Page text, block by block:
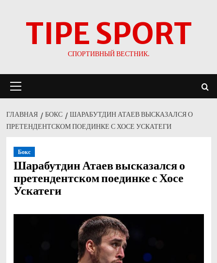
TIPE SPORT
СПОРТИВНЫЙ ВЕСТНИК.
меню
ГЛАВНАЯ БОКС
ШАРАБУТДИН АТАЕВ ВЫСКАЗАЛСЯ О
ПРЕТЕНДЕНТСКОМ ПОЕДИНКЕ С ХОСЕ УСКАТЕГИ
Бокс
Шарабутдин Атаев высказался о
претендентском поединке с Хосе
Ускатеги